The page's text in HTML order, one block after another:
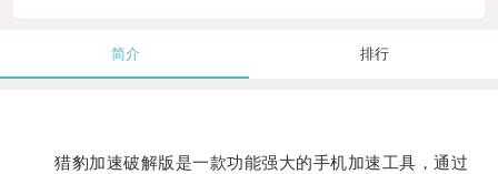
简介 排行
猎豹加速破解版是一款功能强大的手机加速工具，通过